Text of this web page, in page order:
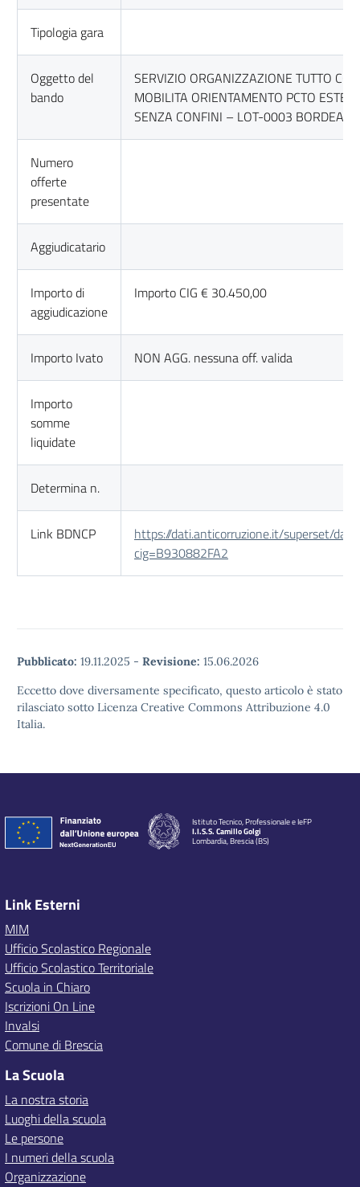
Tipologia gara
Oggetto del
bando
SERVIZIO ORGANIZZAZIONE TUTTO
MOBILITA ORIENTAMENTO PCTO
SENZA CONFINI – LOT-0003 BORDEAUX
Numero
offerte
presentate
Aggiudicatario
Importo di
aggiudicazione
Importo CIG € 30.450,00
Importo Ivato NON AGG. nessuna off. valida
Importo
somme
liquidate
Determina n.
Link BDNCP
https://dati.anticorruzione.it/superset/
cig=B930882FA2
Pubblicato: 19.11.2025 - Revisione: 15.06.2026
Eccetto dove diversamente specificato, questo articolo è stato
rilasciato sotto Licenza Creative Commons Attribuzione 4.0
Italia.
Istituto Tecnico, Professionale e IeFP
I.I.S.S. Camillo Golgi
Lombardia, Brescia (BS)
Link Esterni
MIM
Ufficio Scolastico Regionale
Ufficio Scolastico Territoriale
Scuola in Chiaro
Iscrizioni On Line
Invalsi
Comune di Brescia
La Scuola
La nostra storia
Luoghi della scuola
Le persone
I numeri della scuola
Organizzazione